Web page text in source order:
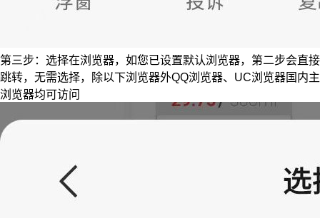
第三步：选择在浏览器，如您已设置默认浏览器，第二步会直接
跳转，无需选择，除以下浏览器外QQ浏览器、UC浏览器国内主
浏览器均可访问